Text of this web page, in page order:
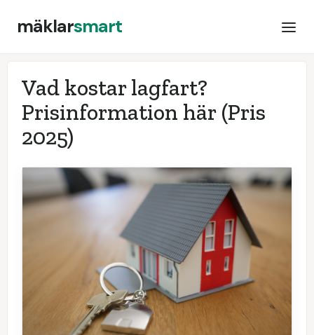
mäklarsmart
Vad kostar lagfart?
Prisinformation här (Pris
2025)